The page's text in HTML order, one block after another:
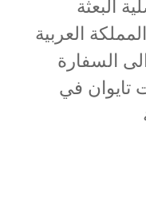
البعثة
العربية
السفارة
تايوان في